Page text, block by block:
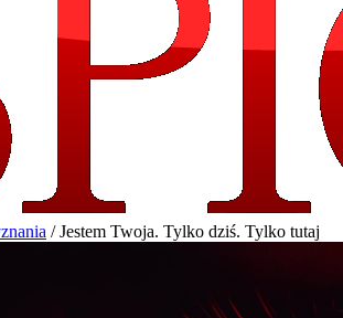
/ Jestem Twoja. Tylko dziś. Tylko tutaj